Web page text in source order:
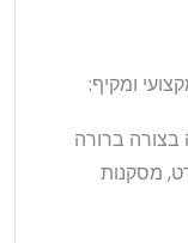
ומקיף:
בצורה ברורה
מסקנות